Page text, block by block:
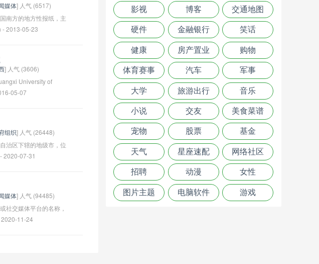
施，为学生提供良好的
。近年来，河池学院在
了许多成就，受到了社
媒体] 人气 (6517)
南方的地方性报纸，主
件、社会动态和其他相
当地人获取信息的重要
- 2013-05-23
] 人气 (3606)
University of
）位于广西壮族自
高校立项建设单位。
05-07
组织] 人气 (26448)
治区下辖的地级市，位
个历史悠久的文化古
宫风景区等。同时，贺
的城市，拥有大片的绿
湖泊，是旅游观光的好
美食闻名，有众多当地
2020-07-31
媒体] 人气 (94485)
社交媒体平台的名称，
官方网站，也可能是该
11-24
影视 博客 交通地图
硬件 金融银行 笑话
健康 房产置业 购物
体育赛事 汽车 军事
大学 旅游出行 音乐
小说 交友 美食菜谱
宠物 股票 基金
天气 星座速配 网络社区
招聘 动漫 女性
图片主题 电脑软件 游戏